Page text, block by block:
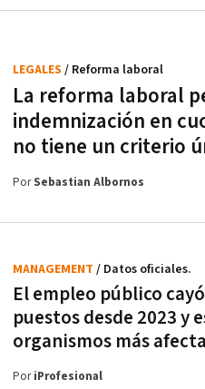
La reforma laboral
indemnización en
no tiene un criterio
LEGALES / Reforma laboral
PorSebastian Albornos
El empleo público
puestos desde 2023 y
organismos más
MANAGEMENT / Datos oficiales.
PoriProfesional